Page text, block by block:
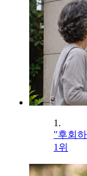
1.
"후회
1위